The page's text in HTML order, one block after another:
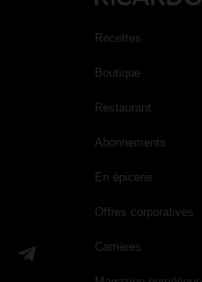
Recettes
Boutique
Restaurant
Abonnements
En épicerie
Offres corporatives
Carrières